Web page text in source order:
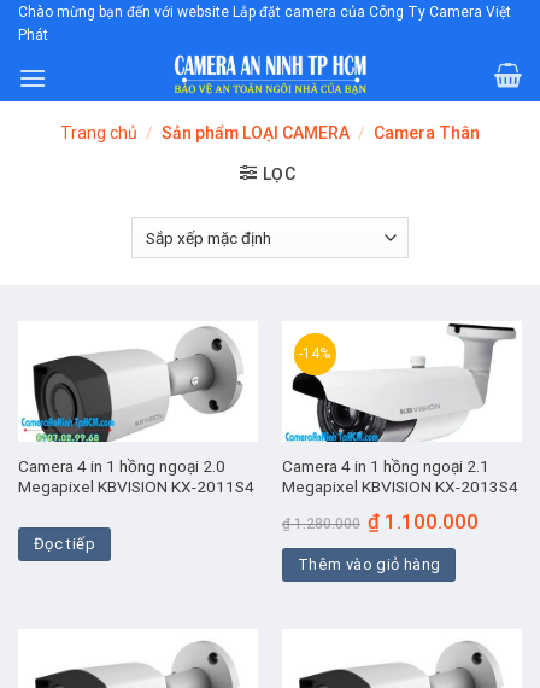
Skip
content
Chào mừng bạn đến với website Lắp đặt camera của Công Ty Camera Việt
Phát
Trang chủ / Sản phẩm LOẠI CAMERA / Camera Thân
LỌC
Camera 4 in 1 hồng ngoại 2.0
Megapixel KBVISION KX-2011S4
Đọc tiếp
-14%
Camera 4 in 1 hồng ngoại 2.1
Megapixel KBVISION KX-2013S4
₫1.280.000 Giá
gốc
là:
₫ 1.280.000.
₫ 1.100.000
Thêm vào giỏ hàng